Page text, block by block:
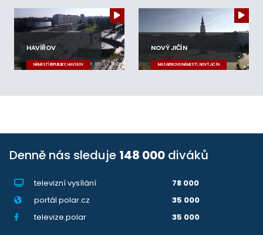
HAVÍŘOV
NÁMĚSTÍ REPUBLIKY, HAVÍŘOV
NOVÝ JIČÍN
MASARYKOVO NÁMĚSTÍ, NOVÝ JIČÍN
Denně nás sleduje 148 000 diváků
televizní vysílání
78 000
portál polar.cz
35 000
televize.polar
35 000